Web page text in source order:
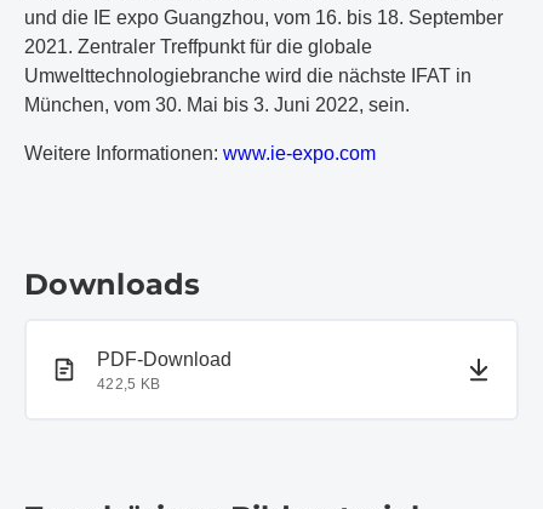
und die IE expo Guangzhou, vom 16. bis 18. September
2021. Zentraler Treffpunkt für die globale
Umwelttechnologiebranche wird die nächste IFAT in
München, vom 30. Mai bis 3. Juni 2022, sein.
Weitere Informationen: www.ie-expo.com
Downloads
PDF-Dokument
PDF-Download
422,5 KB